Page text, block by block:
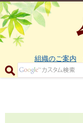
組織のご案内